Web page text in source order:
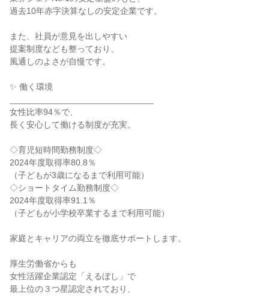
過去10年赤字決算なしの安定企業です。
また、社員が意見を出しやすい
提案制度なども整っており、
風通しのよさが自慢です。
✨ 働く環境
女性比率94％で、
長く安心して働ける制度が充実。
◇育児短時間勤務制度◇
2024年度取得率80.8％
（子どもが3歳になるまで利用可能）
◇ショートタイム勤務制度◇
2024年度取得率91.1％
（子どもが小学校卒業するまで利用可能）
家庭とキャリアの両立を徹底サポートします。
厚生労働省からも
女性活躍企業認定「えるぼし」で
最上位の３つ星認定されており、